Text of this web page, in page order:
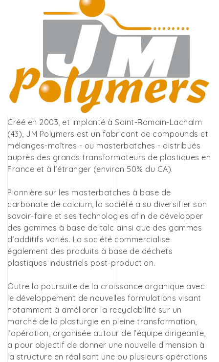
Créé en 2003, et implanté à Saint-Romain-Lachalm
(43), JM Polymers est un fabricant de compounds et
mélanges-maîtres - ou masterbatches - distribués
auprès des grands transformateurs de plastiques en
France et à l’étranger (environ 50% du CA).
Pionnière sur les masterbatches à base de
carbonate de calcium, la société a su diversifier son
savoir-faire et ses technologies afin de développer
des gammes à base de talc ainsi que des gammes
d’additifs variés. La société commercialise
également des produits à base de déchets
plastiques industriels post-production.
Outre la poursuite de la croissance organique avec
le développement de nouvelles formulations visant
notamment à améliorer la recyclabilité sur un
marché de la plasturgie en pleine transformation,
l’opération, organisée autour de l’équipe dirigeante,
a pour objectif de donner une nouvelle dimension à
la structure en réalisant une ou plusieurs opérations